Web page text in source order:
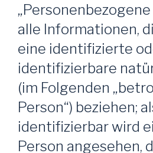
alle Informationen,
eine identifizierte
identifizierbare
(im Folgenden
Person“) beziehen;
identifizierbar wird
Person angesehen,